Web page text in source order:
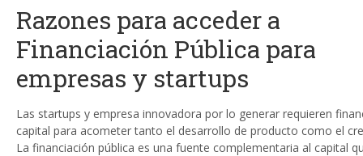
Razones para acceder a
Financiación Pública para
empresas y startups
Las startups y empresa innovadora por lo generar requieren
capital para acometer tanto el desarrollo de producto como el
La financiación pública es una fuente complementaria al capital